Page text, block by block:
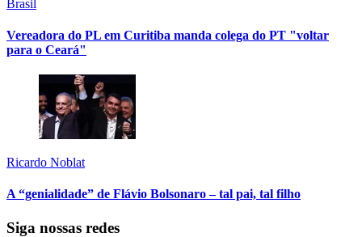
Brasil
Vereadora do PL em Curitiba manda colega do PT "voltar
para o Ceará"
Ricardo Noblat
A “genialidade” de Flávio Bolsonaro – tal pai, tal filho
Siga nossas redes